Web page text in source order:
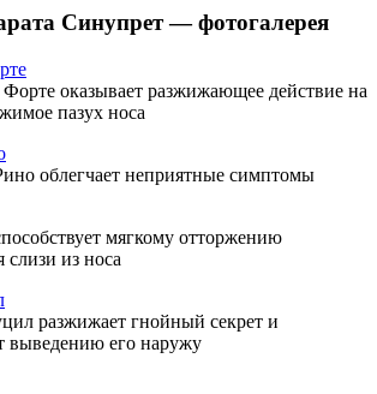
Синупрет — фотогалерея
оказывает разжижающее действие на
пазух носа
облегчает неприятные симптомы
мягкому отторжению
слизи из носа
разжижает гнойный секрет и
выведению его наружу